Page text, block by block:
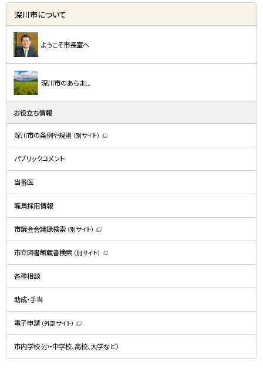
深川市について
ようこそ市長室へ
深川市のあらまし
お役立ち情報
深川市の条例や規則 （別サイト）
新
で
す
）
パブリックコメント
当番医
職員採用情報
市議会会議録検索 （別サイト）
新
規
ウ
で
す
市立図書館蔵書検索 （別サイト）
新
で
す
）
各種相談
助成・手当
電子申請 （外部サイト）
新
規
ウ
ン
市内学校（小・中学校、高校、大学など）